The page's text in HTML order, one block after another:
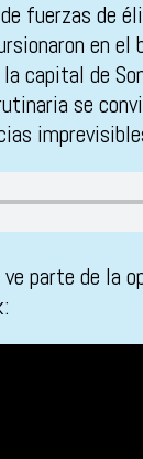
fuerzas de
en el
capital de
se
parte de la